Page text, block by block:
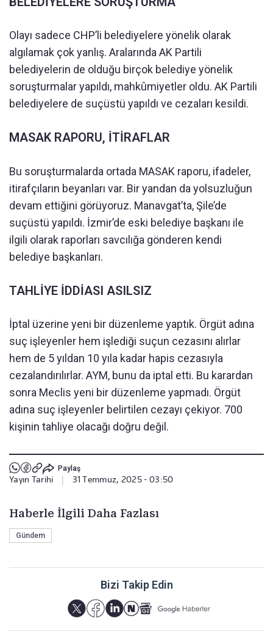
Olayı sadece CHP’li belediyelere yönelik olarak
algılamak çok yanlış. Aralarında AK Partili
belediyelerin de olduğu birçok belediye yönelik
soruşturmalar yapıldı, mahkûmiyetler oldu. AK Partili
belediyelere de suçüstü yapıldı ve cezaları kesildi.
MASAK RAPORU, İTİRAFLAR
Bu soruşturmalarda ortada MASAK raporu, ifadeler,
itirafçıların beyanları var. Bir yandan da yolsuzluğun
devam ettiğini görüyoruz. Manavgat’ta, Şile’de
suçüstü yapıldı. İzmir’de eski belediye başkanı ile
ilgili olarak raporları savcılığa gönderen kendi
belediye başkanları.
TAHLİYE İDDİASI ASILSIZ
İptal üzerine yeni bir düzenleme yaptık. Örgüt adına
suç işleyenler hem işlediği suçun cezasını alırlar
hem de 5 yıldan 10 yıla kadar hapis cezasıyla
cezalandırılırlar. AYM, bunu da iptal etti. Bu karardan
sonra Meclis yeni bir düzenleme yapmadı. Örgüt
adına suç işleyenler belirtilen cezayı çekiyor. 700
kişinin tahliye olacağı doğru değil.
Paylaş
Yayın Tarihi 31 Temmuz, 2025 - 03:50
Haberle İlgili Daha Fazlası
Gündem
Bizi Takip Edin